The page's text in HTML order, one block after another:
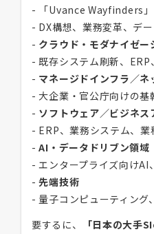
- 「Uvance Wayfinders
- DX構想、業務変革、デ
- クラウド・モダナイゼー
- 既存システム刷新、
- マネージドインフラ／ネ
- 大企業・官公庁向けの
- ソフトウェア／ビジネス
- ERP、業務システム、業
-AI・データドリブン領域
- エンタープライズ向けAI
-先端技術
- 量子コンピューティン
要するに、
「日本の大手